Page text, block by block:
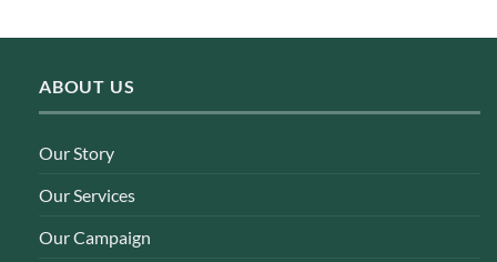
ABOUT US
Our Story
Our Services
Our Campaign